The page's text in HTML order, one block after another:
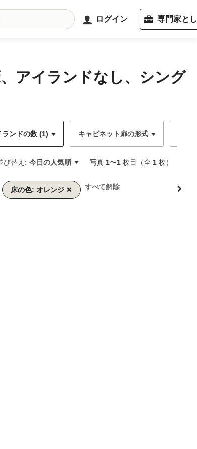
ログイン 専門家と
アイランドなし、シング
ランドの数 (1) キャビネット扉の形式
び替え: 今日の人気順 写真 1〜1 枚目（全 1 枚）
床の色: オレンジ すべて解除